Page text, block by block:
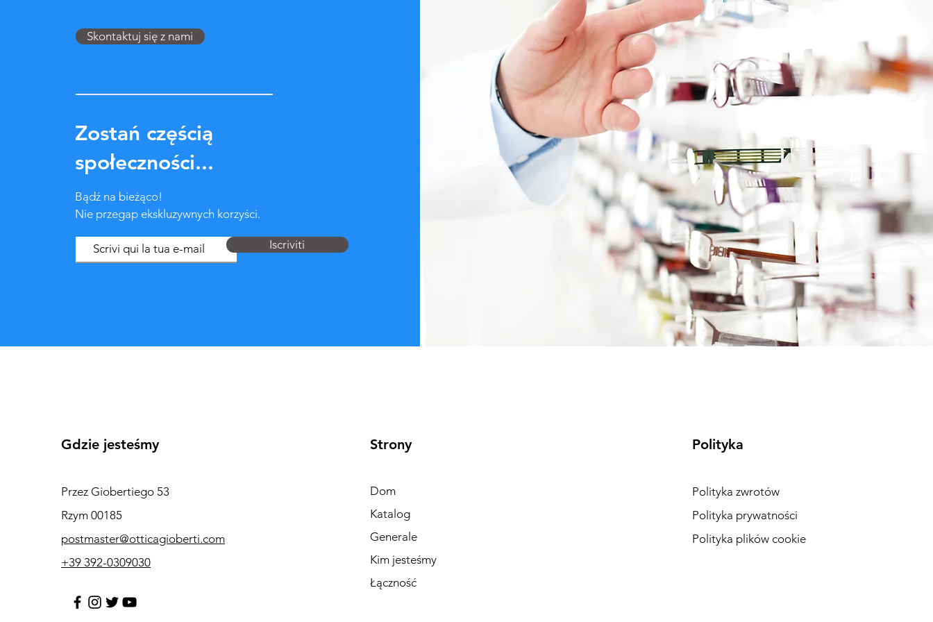
Skontaktuj się z nami
Zostań częścią
społeczności...
Bądź na bieżąco!
Nie przegap ekskluzywnych korzyści.
Iscriviti
Gdzie jesteśmy
Przez Giobertiego 53
Rzym 00185
postmaster@otticagioberti.com
+39 392-0309030
Strony
Dom
Katalog
Generale
Kim jesteśmy
Łączność
Polityka
Polityka zwrotów
Polityka prywatności
Polityka plików cookie